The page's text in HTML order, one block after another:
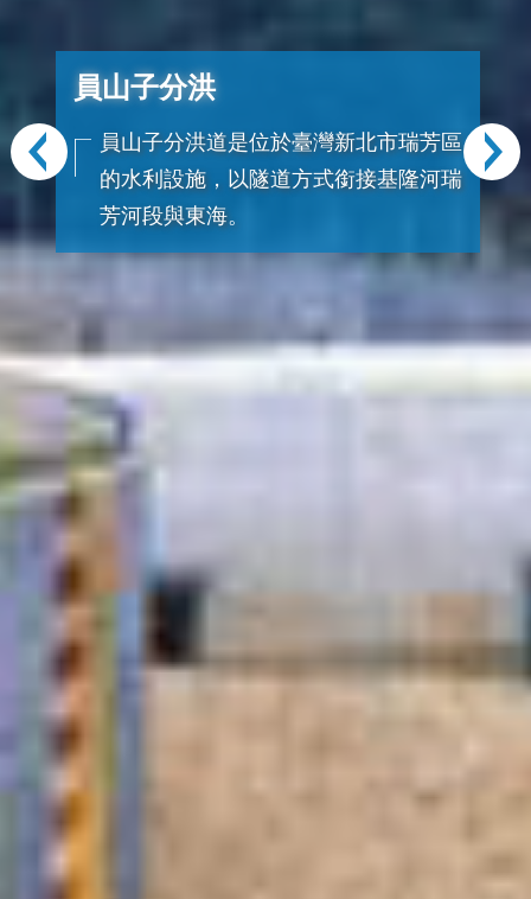
員山子分洪
員山子分洪道是位於臺灣新北市瑞芳區
的水利設施，以隧道方式銜接基隆河瑞
芳河段與東海。